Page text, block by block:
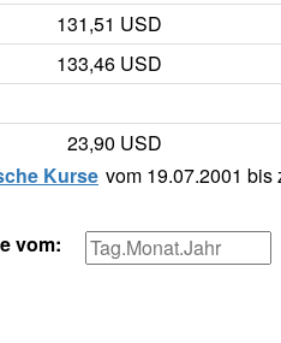
131,51 USD
133,46 USD
23,90 USD
Kurse vom 19.07.2001 bis
vom: